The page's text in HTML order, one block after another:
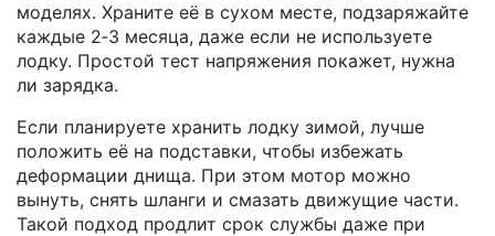
моделях. Храните её в сухом месте, подзаряжайте
каждые 2‑3 месяца, даже если не используете
лодку. Простой тест напряжения покажет, нужна
ли зарядка.
Если планируете хранить лодку зимой, лучше
положить её на подставки, чтобы избежать
деформации днища. При этом мотор можно
вынуть, снять шланги и смазать движущие части.
Такой подход продлит срок службы даже при